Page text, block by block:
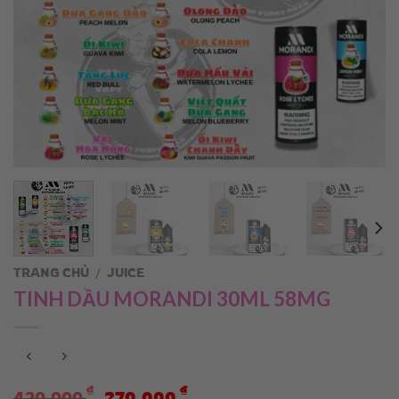
TRANG CHỦ / JUICE
TINH DẦU MORANDI 30ML 58MG
₫ ₫